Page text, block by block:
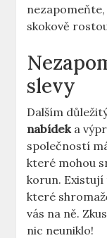
nezapomeňte,
skokově
slevy
Dalším
nabídeka
společností
které mohou
korun. Existují
které
vás na ně.
nic neuniklo!